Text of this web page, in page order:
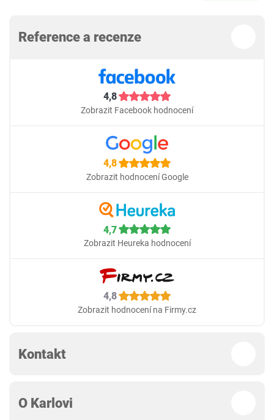
Reference a recenze
4,8
Zobrazit Facebook hodnocení
4,8
Zobrazit hodnocení Google
4,7
Zobrazit Heureka hodnocení
4,8
Zobrazit hodnocení na Firmy.cz
Kontakt
O Karlovi